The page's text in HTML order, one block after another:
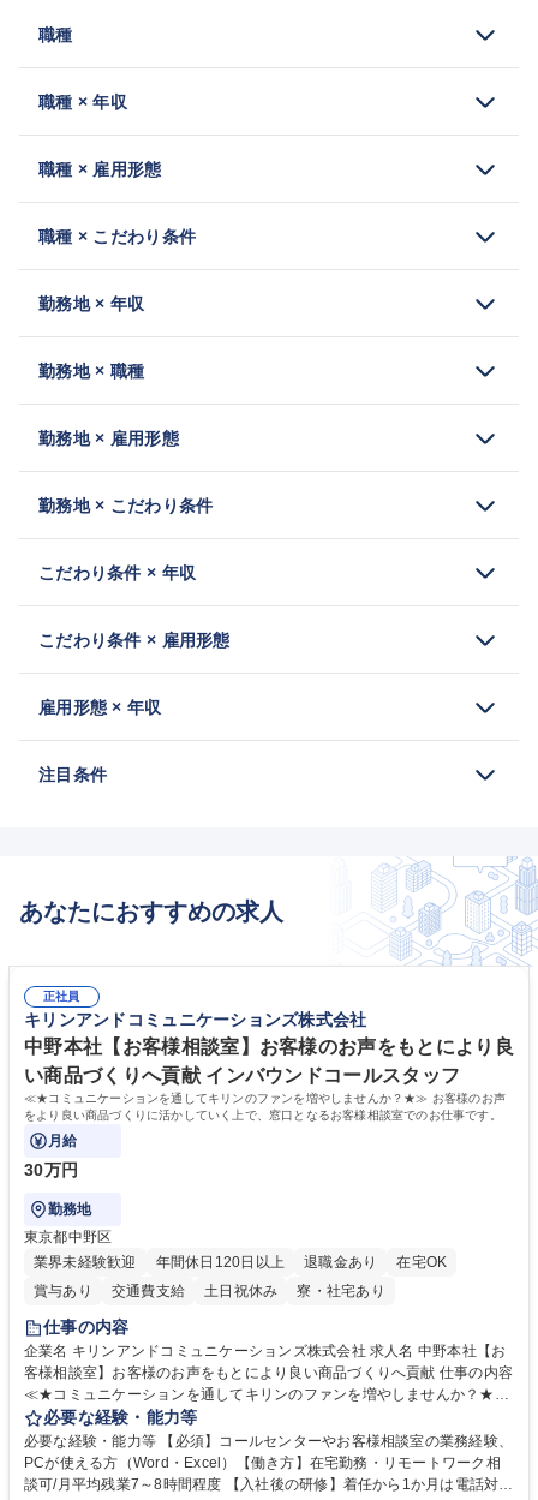
職種
職種 × 年収
職種 × 雇用形態
職種 × こだわり条件
勤務地 × 年収
勤務地 × 職種
勤務地 × 雇用形態
勤務地 × こだわり条件
こだわり条件 × 年収
こだわり条件 × 雇用形態
雇用形態 × 年収
注目条件
あなたにおすすめの求人
正社員
キリンアンドコミュニケーションズ株式会社
中野本社【お客様相談室】お客様のお声をもとにより良
い商品づくりへ貢献 インバウンドコールスタッフ
≪★コミュニケーションを通してキリンのファンを増やしませんか？★≫ お客様のお声
をより良い商品づくりに活かしていく上で、窓口となるお客様相談室でのお仕事です。
月給
30万円
勤務地
東京都中野区
業界未経験歓迎
年間休日120日以上 退職金あり
在宅OK
賞与あり
交通費支給 土日祝休み 寮・社宅あり
仕事の内容
企業名 キリンアンドコミュニケーションズ株式会社 求人名 中野本社【お
客様相談室】お客様のお声をもとにより良い商品づくりへ貢献 仕事の内容
≪★コミュニケーションを通してキリンのファンを増やしませんか？★≫
お客様のお声をより良い商品づくりに活かしていく上で、窓口となるお客
様相談室でのお仕事です。 日々お客様からいただくキリングループへのご
意見を、企業活動に活かしています。お客様からの声に迅速かつ誠意をも
って対応、情報提供するとともにグループ内活動に反映しています。 【具
必要な経験・能力等
必要な経験・能力等 【必須】コールセンターやお客様相談室の業務経験、
PCが使える方（Word・Excel）【働き方】在宅勤務・リモートワーク相
談可/月平均残業7～8時間程度 【入社後の研修】着任から1か月は電話対応